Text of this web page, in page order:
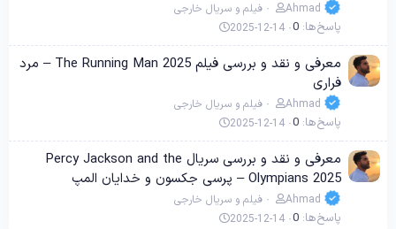
Ahmad فیلم و سریال خارجی
پاسخ‌ها 0
2025-12-14
معرفی و نقد و بررسی فیلم The Running Man 2025 – مرد
فراری
Ahmad فیلم و سریال خارجی
پاسخ‌ها 0
2025-12-14
معرفی و نقد و بررسی سریال Percy Jackson and the
Olympians 2025 – پرسی جکسون و خدایان المپ
Ahmad فیلم و سریال خارجی
پاسخ‌ها 0
2025-12-14